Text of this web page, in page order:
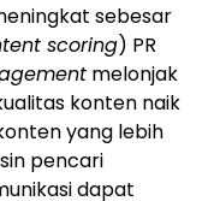
sebesar
scoring) PR
melonjak
konten naik
yang lebih
pencari
dapat